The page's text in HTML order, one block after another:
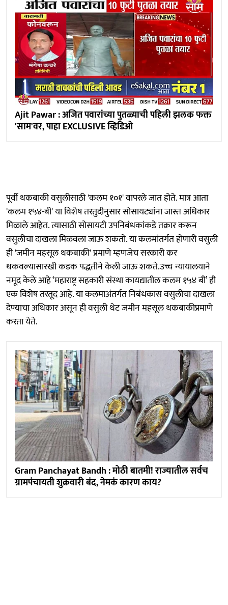
Ajit Pawar : अजित पवारांच्या पुतळ्याची पहिली झलक फक्त
'साम'वर, पाहा EXCLUSIVE व्हिडिओ
पूर्वी थकबाकी वसुलीसाठी 'कलम १०१' वापरले जात होते. मात्र आता
'कलम १५४-बी' या विशेष तरतुदीनुसार सोसायट्यांना जास्त अधिकार
मिळाले आहेत. त्यासाठी सोसायटी उपनिबंधकांकडे तक्रार करून
वसुलीचा दाखला मिळवला जाऊ शकतो. या कलमांतर्गत होणारी वसुली
ही 'जमीन महसूल थकबाकी' प्रमाणे म्हणजेच सरकारी कर
थकवल्यासारखी कडक पद्धतीने केली जाऊ शकते.उच्च न्यायालयाने
नमूद केले आहे ‘महाराष्ट्र सहकारी संस्था कायद्यातील कलम १५४ बी’ ही
एक विशेष तरतूद आहे. या कलमाअंतर्गत निबंधकास वसुलीचा दाखला
देण्याचा अधिकार असून ही वसुली थेट जमीन महसूल थकबाकीप्रमाणे
करता येते.
Gram Panchayat Bandh : मोठी बातमी! राज्यातील सर्वच
ग्रामपंचायती शुक्रवारी बंद, नेमकं कारण काय?